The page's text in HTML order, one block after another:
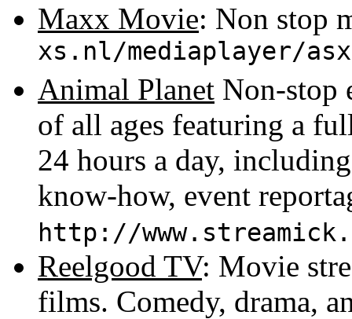
Maxx Movie: Non stop
xs.nl/mediaplayer/
Animal Planet Non-stop
of all ages featuring a
24 hours a day,
know-how, event
http://
Reelgood TV: Movie
films. Comedy, drama,